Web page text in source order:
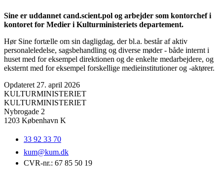
Sine er uddannet cand.scient.pol og arbejder som kontorchef i
kontoret for Medier i Kulturministeriets departement.
Hør Sine fortælle om sin dagligdag, der bl.a. består af aktiv
personaleledelse, sagsbehandling og diverse møder - både internt i
huset med for eksempel direktionen og de enkelte medarbejdere, og
eksternt med for eksempel forskellige medieinstitutioner og -aktører.
Opdateret 27. april 2026
KULTURMINISTERIET
KULTURMINISTERIET
Nybrogade 2
1203 København K
33 92 33 70
kum@kum.dk
CVR-nr.: 67 85 50 19